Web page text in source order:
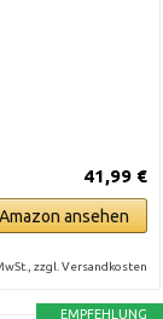
41,99 €
ansehen
zzgl. Versandkosten
EMPFEHLUNG